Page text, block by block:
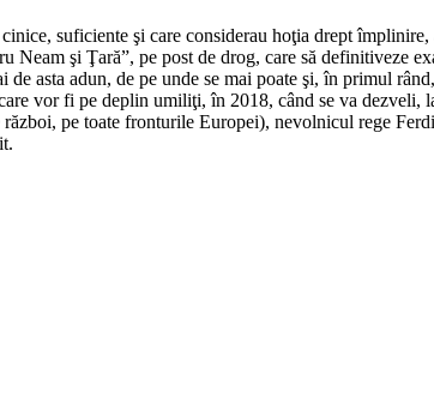
suficiente şi care considerau hoţia drept
Neam şi Ţară”, pe post de drog, care să definitiveze
asta adun, de pe unde se mai poate şi, în primul
vor fi pe deplin umiliţi, în 2018, când se va dezveli,
pe toate fronturile Europei), nevolnicul rege